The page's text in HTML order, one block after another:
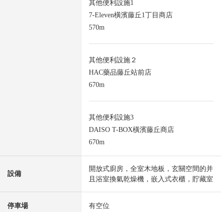
其他便利設施1
7-Eleven橫濱藤丘1丁目商店
570m
其他便利設施２
HAC藥品藤丘站前店
670m
其他便利設施3
DAISO T-BOX橫濱藤丘商店
670m
設備
開放式廚房，全室木地板，玄關空間的并
且浴室換氣乾燥機，嵌入式衣櫃，貯藏室
停車場 有空位